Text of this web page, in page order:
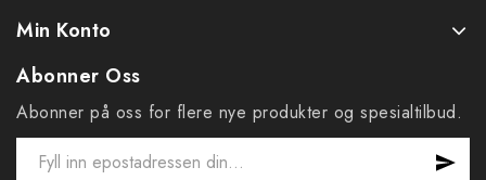
Min Konto
Abonner Oss
Abonner på oss for flere nye produkter og spesialtilbud.